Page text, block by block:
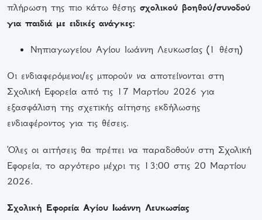
πλήρωση της πιο κάτω θέσης σχολικού βοηθού/συνοδού
για παιδιά με ειδικές ανάγκες:
Νηπιαγωγείου Αγίου Ιωάννη Λευκωσίας (1 θέση)
Οι ενδιαφερόμενοι/ες μπορούν να αποτείνονται στη
Σχολική Εφορεία από τις 17 Μαρτίου 2026 για
εξασφάλιση της σχετικής αίτησης εκδήλωσης
ενδιαφέροντος για τις θέσεις.
Όλες οι αιτήσεις θα πρέπει να παραδοθούν στη Σχολική
Εφορεία, το αργότερο μέχρι τις 13:00 στις 20 Μαρτίου
2026.
Σχολική Εφορεία Αγίου Ιωάννη Λευκωσίας